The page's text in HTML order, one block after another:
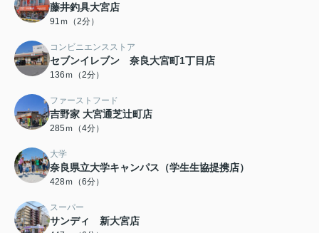
藤井釣具大宮店
91ｍ（2分）
コンビニエンスストア
セブンイレブン 奈良大宮町1丁目店
136ｍ（2分）
ファーストフード
吉野家 大宮通芝辻町店
285ｍ（4分）
大学
奈良県立大学キャンパス（学生生協提携店）
428ｍ（6分）
スーパー
サンディ 新大宮店